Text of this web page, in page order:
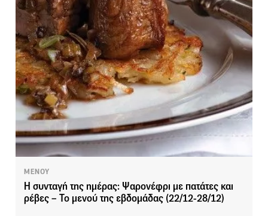
ΜΕΝΟΥ
Η συνταγή της ημέρας: Ψαρονέφρι με πατάτες και
ρέβες – Το μενού της εβδομάδας (22/12-28/12)